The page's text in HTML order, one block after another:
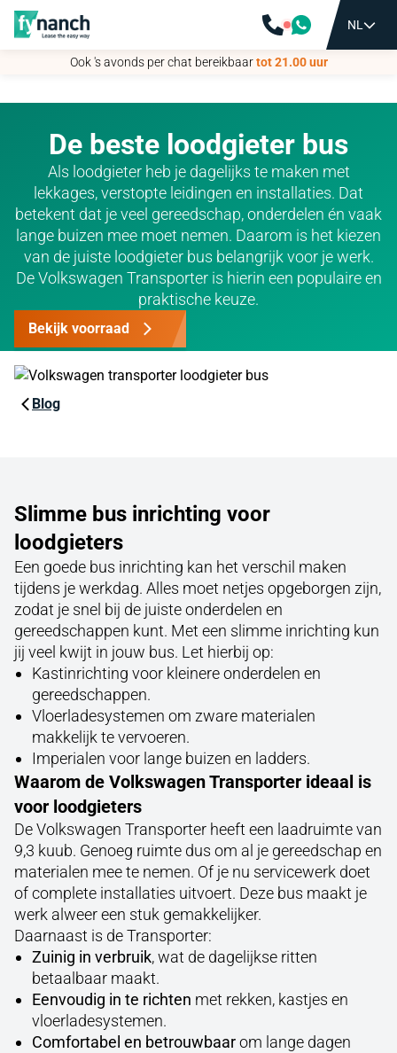
NL
Ook 's avonds per chat bereikbaartot 21.00 uur
NL
Ook 's avonds per chat bereikbaartot 21.00 uur
De beste loodgieter bus
Als loodgieter heb je dagelijks te maken met
lekkages, verstopte leidingen en installaties. Dat
betekent dat je veel gereedschap, onderdelen én vaak
lange buizen mee moet nemen. Daarom is het kiezen
van de juiste loodgieter bus belangrijk voor je werk.
De Volkswagen Transporter is hierin een populaire en
praktische keuze.
Bekijk voorraad
Blog
Slimme bus inrichting voor
loodgieters
Een goede bus inrichting kan het verschil maken
tijdens je werkdag. Alles moet netjes opgeborgen zijn,
zodat je snel bij de juiste onderdelen en
gereedschappen kunt. Met een slimme inrichting kun
jij veel kwijt in jouw bus. Let hierbij op:
Kastinrichting voor kleinere onderdelen en
gereedschappen.
Vloerladesystemen om zware materialen
makkelijk te vervoeren.
Imperialen voor lange buizen en ladders.
Waarom de Volkswagen Transporter ideaal is
voor loodgieters
De Volkswagen Transporter heeft een laadruimte van
9,3 kuub. Genoeg ruimte dus om al je gereedschap en
materialen mee te nemen. Of je nu servicewerk doet
of complete installaties uitvoert. Deze bus maakt je
werk alweer een stuk gemakkelijker.
Daarnaast is de Transporter:
Zuinig in verbruik, wat de dagelijkse ritten
betaalbaar maakt.
Eenvoudig in te richten met rekken, kastjes en
vloerladesystemen.
Comfortabel en betrouwbaarom lange dagen